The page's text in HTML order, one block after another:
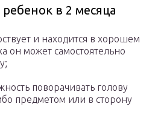
в 2 месяца
и находится в хорошем
он может самостоятельно
поворачивать голову
предметом или в сторону